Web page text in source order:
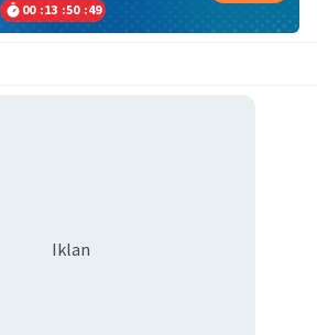
00 :13 :50 :48
Iklan